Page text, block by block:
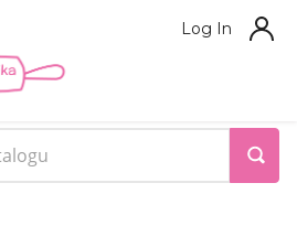
Log In